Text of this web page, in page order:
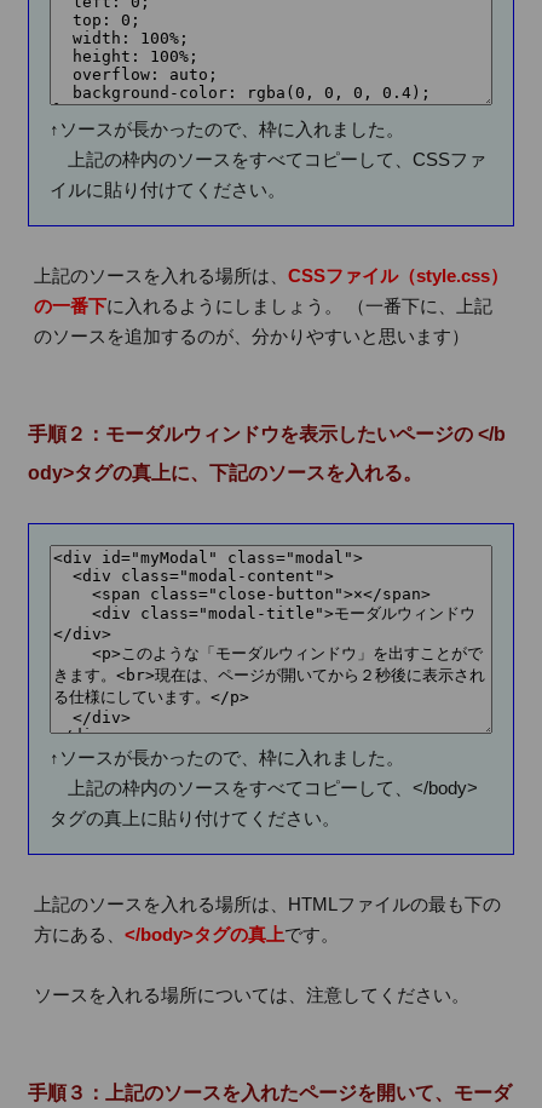
↑ソースが長かったので、枠に入れました。
上記の枠内のソースをすべてコピーして、CSSファ
イルに貼り付けてください。
上記のソースを入れる場所は、 CSSファイル（style.css）
の一番下に入れるようにしましょう。 （一番下に、上記
のソースを追加するのが、分かりやすいと思います）
手順２：モーダルウィンドウを表示したいページの </b
ody>タグの真上に、下記のソースを入れる。
↑ソースが長かったので、枠に入れました。
上記の枠内のソースをすべてコピーして、</body>
タグの真上に貼り付けてください。
上記のソースを入れる場所は、HTMLファイルの最も下の
方にある、 </body>タグの真上です。
ソースを入れる場所については、注意してください。
手順３：上記のソースを入れたページを開いて、モーダ